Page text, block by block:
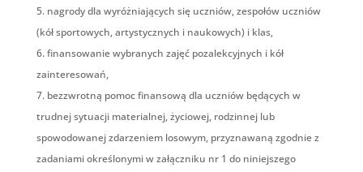
nagrody dla wyróżniających się uczniów, zespołów uczniów
(kół sportowych, artystycznych i naukowych) i klas,
finansowanie wybranych zajęć pozalekcyjnych i kół
zainteresowań,
bezzwrotną pomoc finansową dla uczniów będących w
trudnej sytuacji materialnej, życiowej, rodzinnej lub
spowodowanej zdarzeniem losowym, przyznawaną zgodnie z
zadaniami określonymi w załączniku nr 1 do niniejszego